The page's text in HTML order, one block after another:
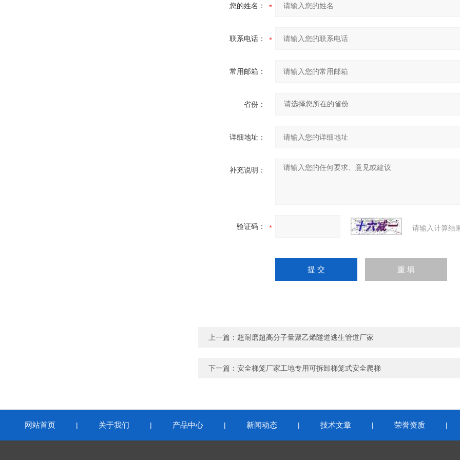
您的姓名：
联系电话：
常用邮箱：
省份：
详细地址：
补充说明：
验证码： 请输入计算结
上一篇： 超耐磨超高分子量聚乙烯隧道逃生管道厂家
下一篇： 安全梯笼厂家工地专用可拆卸梯笼式安全爬梯
网站首页 | 关于我们 | 产品中心 | 新闻动态 | 技术文章 | 荣誉资质 |